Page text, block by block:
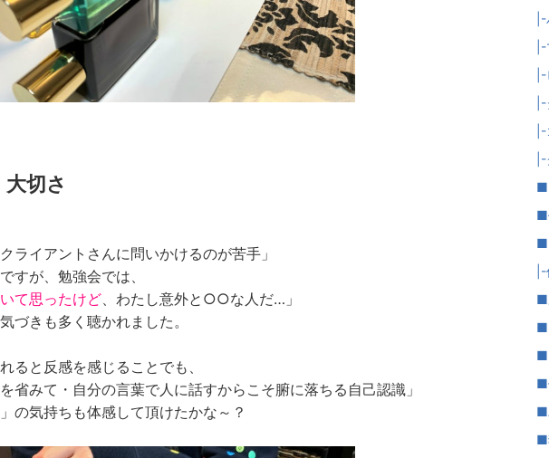
切さ
ライアントさんに問いかけるのが苦手」
すが、勉強会では、
て思ったけど 、わたし意外と○○な人だ…」
づきも多く聴かれました。
ると反感を感じることでも、
省みて・自分の言葉で人に話すからこそ腑に落ちる自己認識」
の気持ちも体感して頂けたかな～？
■
■
■
■
■
■
■
■
■